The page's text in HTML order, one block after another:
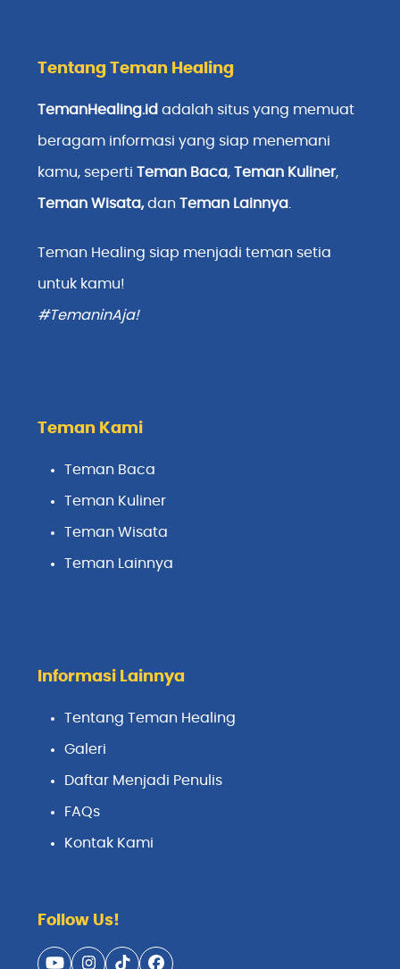
Tentang Teman Healing
TemanHealing.id adalah situs yang memuat
beragam informasi yang siap menemani
kamu, sepertiTeman Baca,Teman Kuliner,
Teman Wisata,danTeman Lainnya.
Teman Healing siap menjadi teman setia
untuk kamu!
#TemaninAja!
Teman Kami
Teman Baca
Teman Kuliner
Teman Wisata
Teman Lainnya
Informasi Lainnya
Tentang Teman Healing
Galeri
Daftar Menjadi Penulis
FAQs
Kontak Kami
Follow Us!